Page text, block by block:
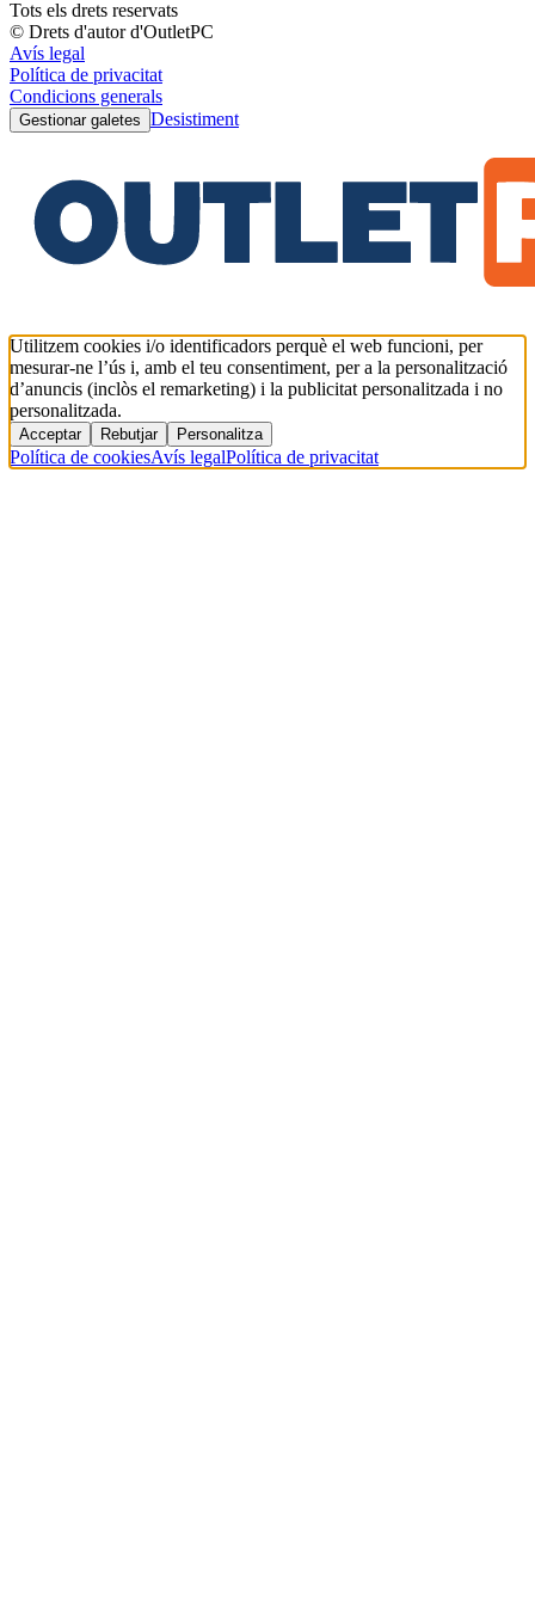
Tots els drets reservats
© Drets d'autor d'OutletPC
Avís legal
Política de privacitat
Condicions generals
Gestionar galetes Desistiment
Utilitzem cookies i/o identificadors perquè el web funcioni, per
mesurar-ne l’ús i, amb el teu consentiment, per a la personalització
d’anuncis (inclòs el remarketing) i la publicitat personalitzada i no
personalitzada.
Acceptar Rebutjar Personalitza
Política de cookiesAvís legalPolítica de privacitat